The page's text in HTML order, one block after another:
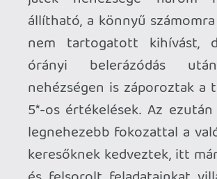
zeneművekből csemegézni: Richard
Wagner: A valkürök lovaglása, Carl
Orff: Carmina Burana, Mozart: Figaro
házassága, Beethoven: 5. szimfónia
Ehhez csatlakozik egy-egy swing, jazz,
bigband dal, illetve a Complete
Editionben kapott (vagy DLC-ként
valamint az elmaradhatatlan magyar
szálkéntLiszt Ferenc Haláltánca.